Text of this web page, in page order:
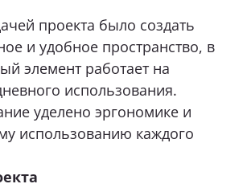
проекта было создать
и удобное пространство, в
элемент работает на
использования.
уделено эргономике и
использованию каждого
ОТПРАВИТЬ
«Отправить», я даю свое согласие
персональных данных, в соответствии с
законом от 27.07.2006 года № 152-ФЗ
данных», на условиях и для целей,
на обработку персональных данных *